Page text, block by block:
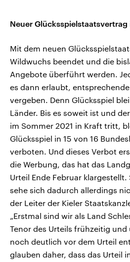
Neuer Glücksspielstaatsvertrag
Mit dem neuen
Wildwuchs beendet und die
Angebote überführt werden.
es dann erlaubt,
vergeben. Denn Glücksspiel
Länder. Bis es soweit ist und
im Sommer 2021 in Kraft tritt,
Glücksspiel in 15 von 16
verboten. Und dieses Verbot
die Werbung, das hat das
Urteil Ende Februar
sehe sich dadurch allerdings
der Leiter der Kieler
„Erstmal sind wir als Land
Tenor des Urteils frühzeitig
noch deutlich vor dem Urteil
glauben daher, dass das Urteil